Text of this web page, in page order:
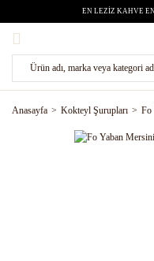
EN LEZİZ KAHVE
Anasayfa Kokteyl Şurupları Fo